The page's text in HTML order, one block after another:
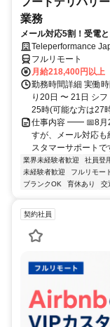
業務
メール対応5割！受電
Teleperformance
フルリモート
月給218,400円以上
勤務時間詳細 実働
り20日 〜 21日 シ
25時(可能な方は27
仕事内容 ━━ 📅8月
すが、メール対応も
スタマーサポー
業界未経験者歓迎 社員登
未経験者歓迎
フルリモー
ブランクOK
育休あり 交
契約社員